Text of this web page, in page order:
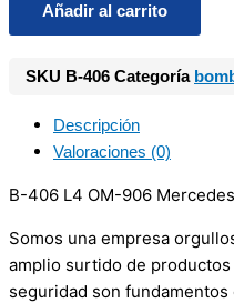
Añadir al carrito
SKU B-406 Categoría
Descripción
Valoraciones (0)
B-406 L4 OM-906
Somos una empresa
amplio surtido de
seguridad son